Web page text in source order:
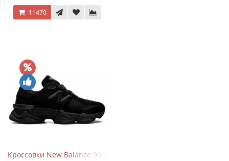
11470
Кроссовки New Balance 9060 Triple Black